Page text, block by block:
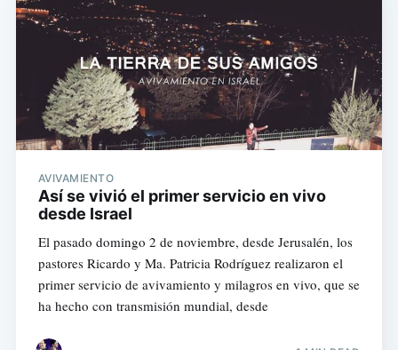
AVIVAMIENTO
Así se vivió el primer servicio en vivo
desde Israel
El pasado domingo 2 de noviembre, desde Jerusalén, los
pastores Ricardo y Ma. Patricia Rodríguez realizaron el
primer servicio de avivamiento y milagros en vivo, que se
ha hecho con transmisión mundial, desde